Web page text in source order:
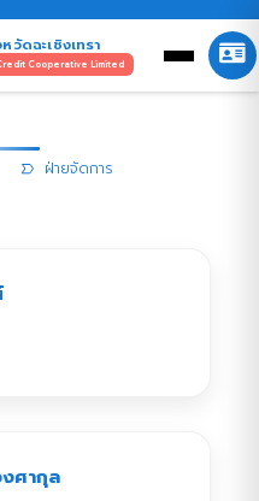
ดฉะเชิงเทรา
Cooperative Limited
ฝ่ายจัดการ
ศากุล